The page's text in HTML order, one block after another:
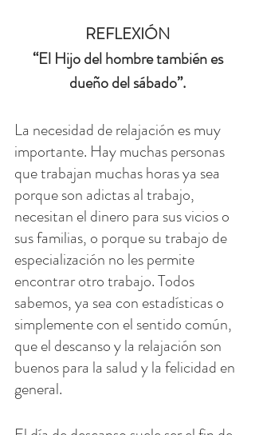
REFLEXIÓN
dueño del sábado”.
La necesidad de relajación es muy
importante. Hay muchas personas
que trabajan muchas horas ya sea
porque son adictas al trabajo,
necesitan el dinero para sus vicios o
sus familias, o porque su trabajo de
especialización no les permite
encontrar otro trabajo. Todos
sabemos, ya sea con estadísticas o
simplemente con el sentido común,
que el descanso y la relajación son
buenos para la salud y la felicidad en
general.